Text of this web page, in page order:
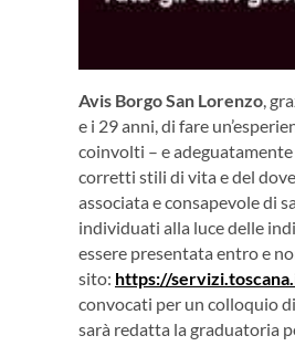
Avis Borgo San Lorenzo,
e i 29 anni, di fare
coinvolti – e
corretti stili di vita e del
associata e consapevole di
individuati alla luce delle
essere presentata entro e
sito: https://
convocati per un colloquio
sarà redatta la graduatoria